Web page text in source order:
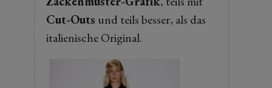
Cut-Outs und teils besser, als das
italienische Original.